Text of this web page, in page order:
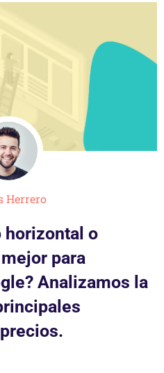
Herrero
horizontal o
para
Analizamos la